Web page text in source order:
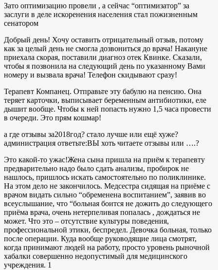
Зато оптимизацию провели , а сейчас “оптимизатор” за
заслуги в деле искоренения населения стал пожизненным
сенатором
Добрый день! Хочу оставить отрицательный отзыв, потому
как за целый день не смогла дозвониться до врача! Накануне
приехала скорая, поставили диагноз отек Квинке. Сказали,
чтобы я позвонила на следующий день по указанному Вами
номеру и вызвала врача! Телефон скидывают сразу!
Терапевт Компанец. Отправьте эту бабулю на пенсию. Она
теряет карточки, выписывает беременным антибиотики, еле
дышит вообще. Чтобы к ней попасть нужно 1,5 часа провести
в очереди. Это прям кошмар!
а где отзывы за2018год? стало лучше или ещё хуже?
администрация ответьте:ВЫ хоть читаете отзывы или ….?
Это какой-то ужас!Жена сына пришла на приём к терапевту
предварительно надо было сдать анализы, пробирок не
нашлось, пришлось искать самостоятельно по поликлинике.
На этом дело не закончилось. Медсестра сидящая на приёме с
врачом видать сильно “обременена воспитанием”, заявив во
всеуслышание, что “больная боится не дожить до следующего
приёма врача, очень нетерпеливая попалась , дождаться не
может. Что это – отсутствие культуры поведения,
профессиональной этики, беспредел. Девочка больная, только
после операции. Куда вообще руководящие лица смотрят,
когда принимают людей на работу, просто уровень рыночной
хабалки совершенно недопустимый для медицинского
учреждения. 1